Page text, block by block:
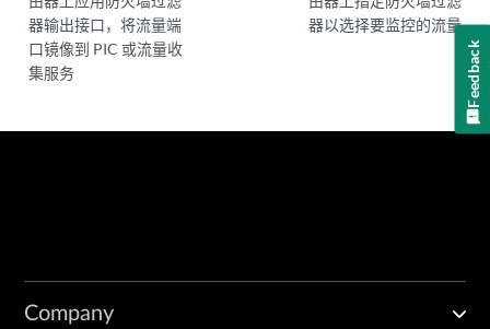
器输出接口，将流量端
口镜像到 PIC 或流量收
集服务
器以选择要监控的流量
Company
Feedback